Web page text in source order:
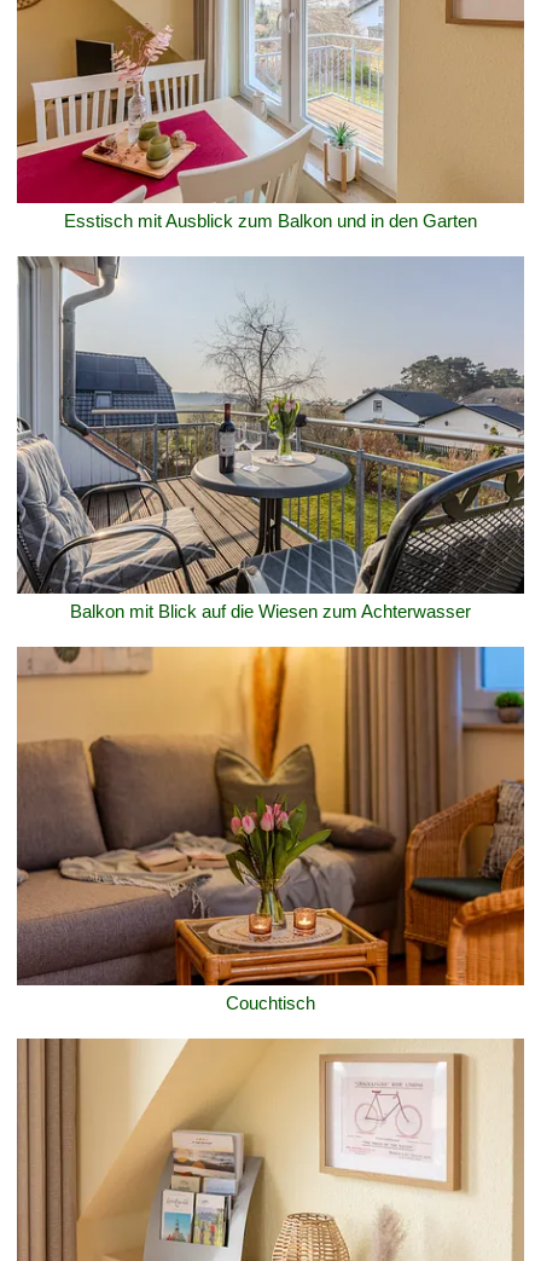
Esstisch mit Ausblick zum Balkon und in den Garten
Balkon mit Blick auf die Wiesen zum Achterwasser
Couchtisch